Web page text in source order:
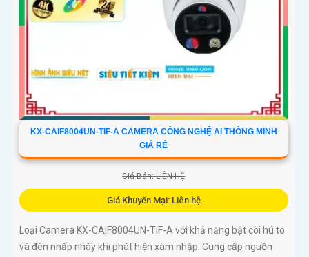
KX-CAIF8004UN-TIF-A CAMERA CÔNG NGHỆ AI THÔNG MINH
GIÁ RẺ
Giá Bán: LIÊN HỆ
Giá Khuyến Mại: Liên hệ
Loại Camera KX-CAiF8004UN-TiF-A với khả năng bật còi hú to
và đèn nhấp nháy khi phát hiện xâm nhập. Cung cấp nguồn